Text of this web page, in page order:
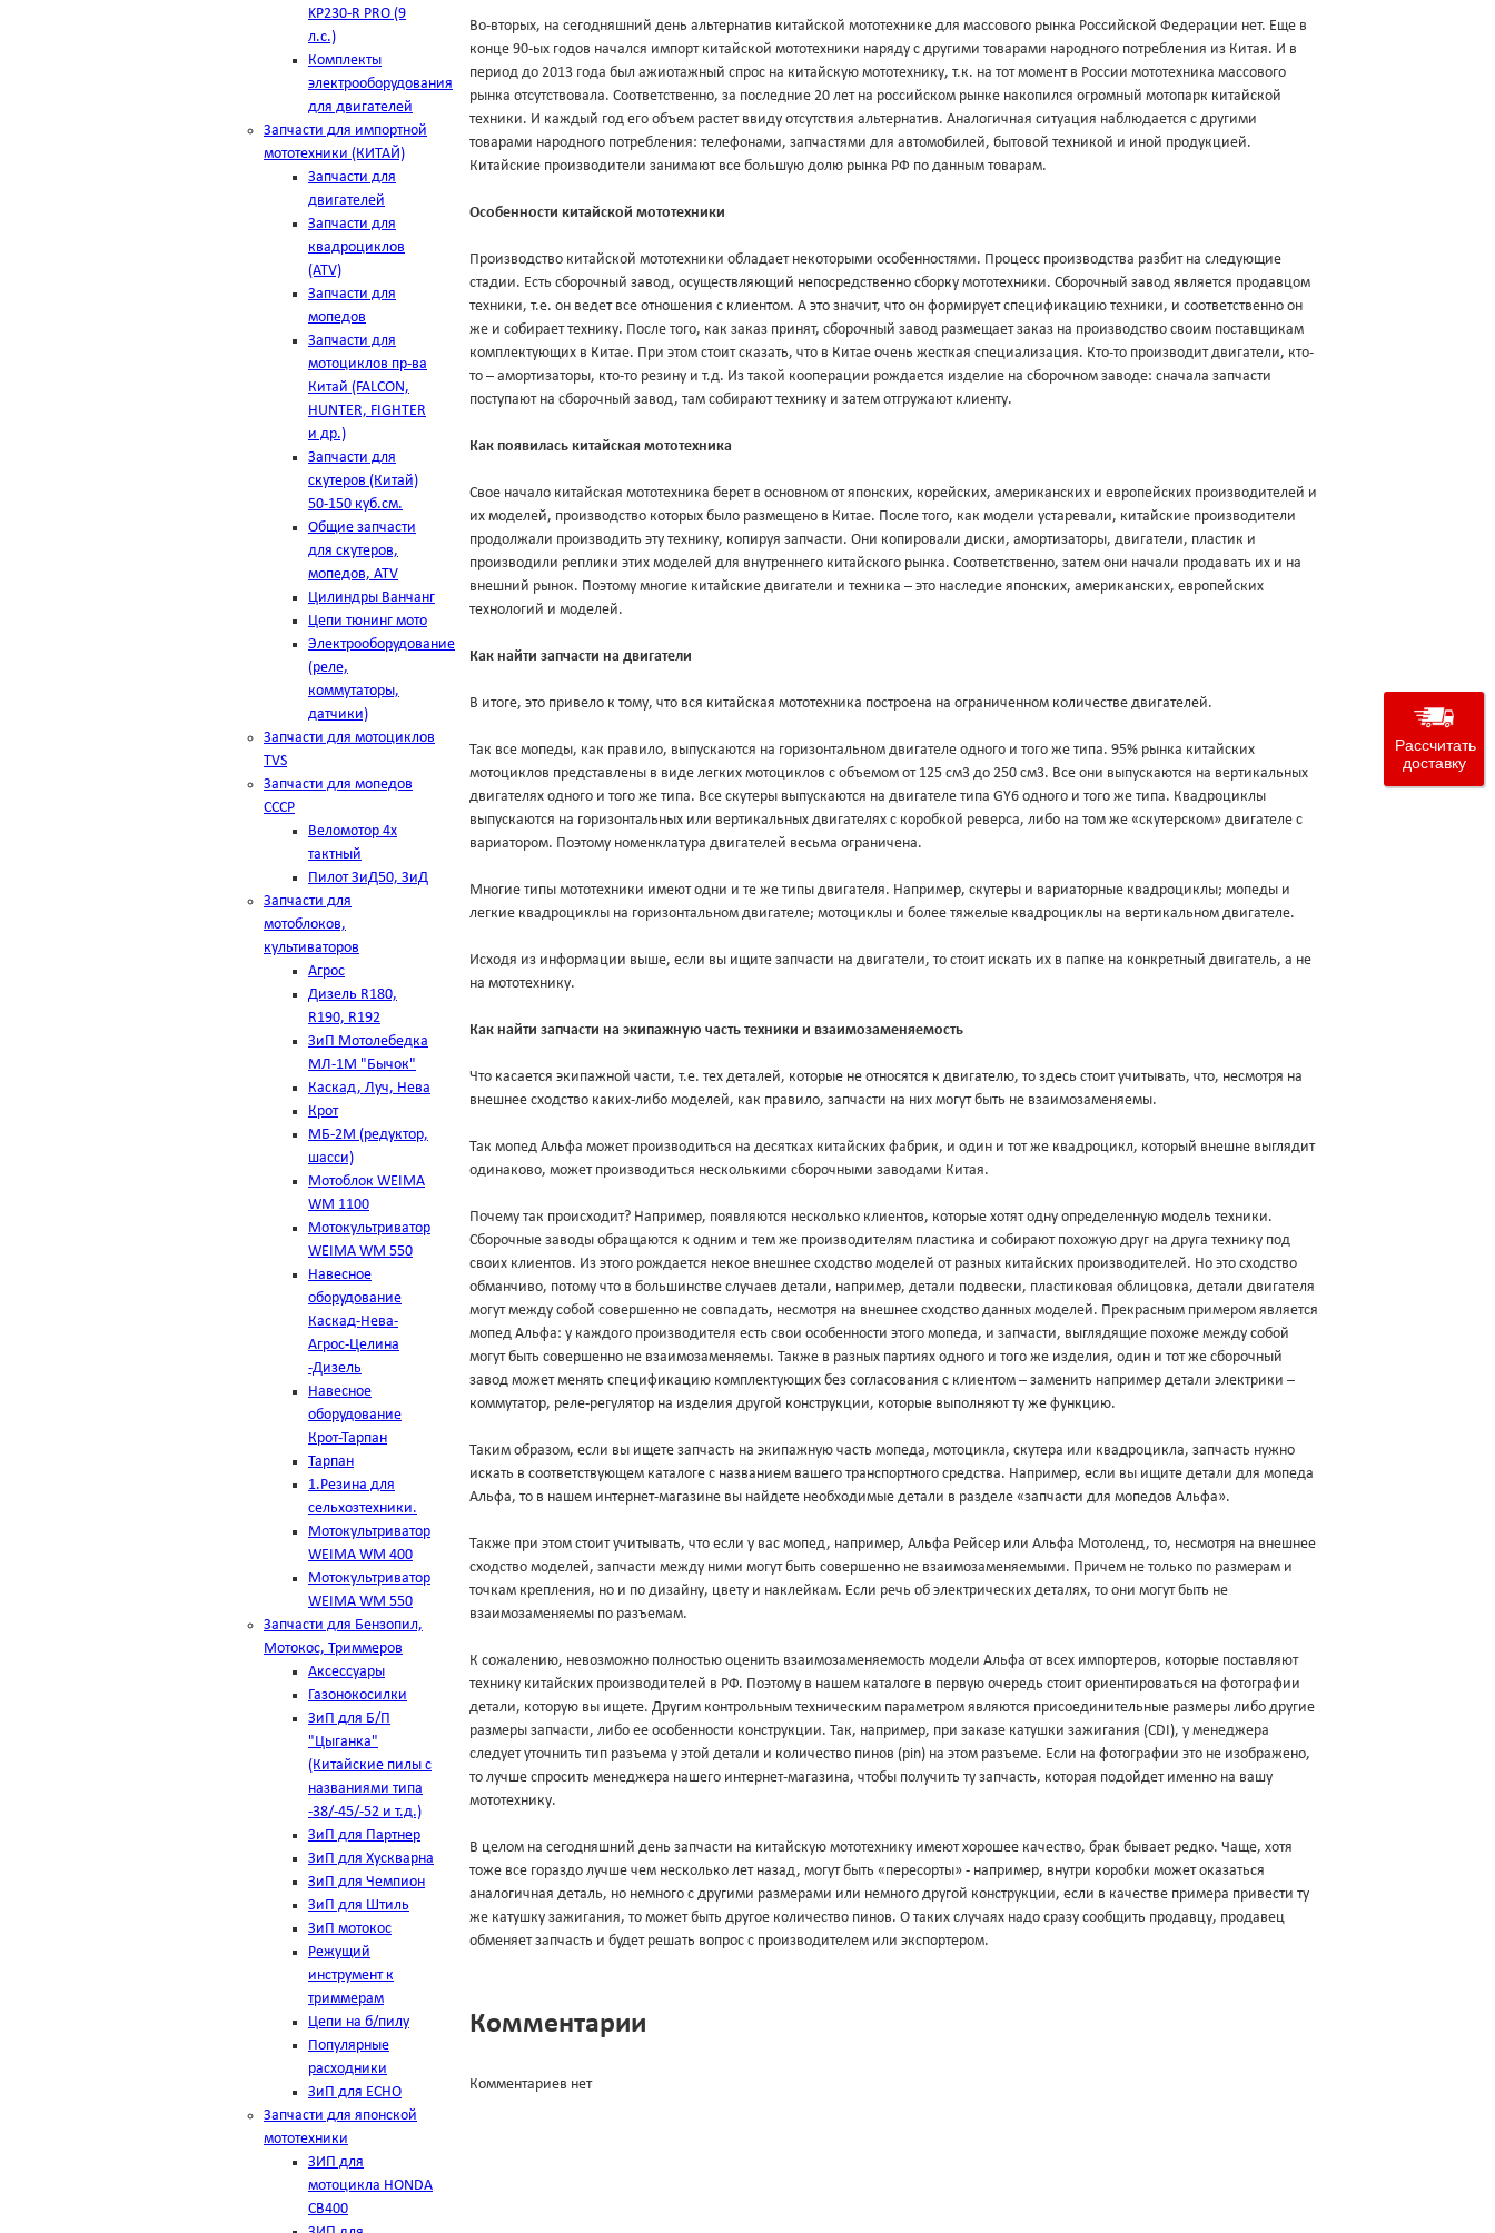
KP230-R PRO (9
л.с.)
Комплекты
электрооборудования
для двигателей
Запчасти для импортной
мототехники (КИТАЙ)
Запчасти для
двигателей
Запчасти для
квадроциклов
(ATV)
Запчасти для
мопедов
Запчасти для
мотоциклов пр-ва
Китай (FALCON,
HUNTER, FIGHTER
и др.)
Запчасти для
скутеров (Китай)
50-150 куб.см.
Общие запчасти
для скутеров,
мопедов, ATV
Цилиндры Ванчанг
Цепи тюнинг мото
Электрооборудование
(реле,
коммутаторы,
датчики)
Запчасти для мотоциклов
TVS
Запчасти для мопедов
СССР
Веломотор 4х
тактный
Пилот ЗиД50, ЗиД
Запчасти для
мотоблоков,
культиваторов
Агрос
Дизель R180,
R190, R192
ЗиП Мотолебедка
МЛ-1М "Бычок"
Каскад, Луч, Нева
Крот
МБ-2М (редуктор,
шасси)
Мотоблок WEIMA
WM 1100
Мотокультриватор
WEIMA WM 550
Навесное
оборудование
Каскад-Нева-
Агрос-Целина
-Дизель
Навесное
оборудование
Крот-Тарпан
Тарпан
1.Резина для
сельхозтехники.
Мотокультриватор
WEIMA WM 400
Мотокультриватор
WEIMA WM 550
Запчасти для Бензопил,
Мотокос, Триммеров
Аксессуары
Газонокосилки
ЗиП для Б/П
"Цыганка"
(Китайские пилы с
названиями типа
-38/-45/-52 и т.д.)
ЗиП для Партнер
ЗиП для Хускварна
ЗиП для Чемпион
ЗиП для Штиль
ЗиП мотокос
Режущий
инструмент к
триммерам
Цепи на б/пилу
Популярные
расходники
ЗиП для ЕСНО
Запчасти для японской
мототехники
ЗИП для
мотоцикла HONDA
CB400
Во-вторых, на сегодняшний день альтернатив китайской мототехнике для массового рынка Российской Федерации нет. Еще в
конце 90-ых годов начался импорт китайской мототехники наряду с другими товарами народного потребления из Китая. И в
период до 2013 года был ажиотажный спрос на китайскую мототехнику, т.к. на тот момент в России мототехника массового
рынка отсутствовала. Соответственно, за последние 20 лет на российском рынке накопился огромный мотопарк китайской
техники. И каждый год его объем растет ввиду отсутствия альтернатив. Аналогичная ситуация наблюдается с другими
товарами народного потребления: телефонами, запчастями для автомобилей, бытовой техникой и иной продукцией.
Китайские производители занимают все большую долю рынка РФ по данным товарам.
Особенности китайской мототехники
Производство китайской мототехники обладает некоторыми особенностями. Процесс производства разбит на следующие
стадии. Есть сборочный завод, осуществляющий непосредственно сборку мототехники. Сборочный завод является продавцом
техники, т.е. он ведет все отношения с клиентом. А это значит, что он формирует спецификацию техники, и соответственно он
же и собирает технику. После того, как заказ принят, сборочный завод размещает заказ на производство своим поставщикам
комплектующих в Китае. При этом стоит сказать, что в Китае очень жесткая специализация. Кто-то производит двигатели, кто-
то – амортизаторы, кто-то резину и т.д. Из такой кооперации рождается изделие на сборочном заводе: сначала запчасти
поступают на сборочный завод, там собирают технику и затем отгружают клиенту.
Как появилась китайская мототехника
Свое начало китайская мототехника берет в основном от японских, корейских, американских и европейских производителей и
их моделей, производство которых было размещено в Китае. После того, как модели устаревали, китайские производители
продолжали производить эту технику, копируя запчасти. Они копировали диски, амортизаторы, двигатели, пластик и
производили реплики этих моделей для внутреннего китайского рынка. Соответственно, затем они начали продавать их и на
внешний рынок. Поэтому многие китайские двигатели и техника – это наследие японских, американских, европейских
технологий и моделей.
Как найти запчасти на двигатели
В итоге, это привело к тому, что вся китайская мототехника построена на ограниченном количестве двигателей.
Так все мопеды, как правило, выпускаются на горизонтальном двигателе одного и того же типа. 95% рынка китайских
мотоциклов представлены в виде легких мотоциклов с объемом от 125 см3 до 250 см3. Все они выпускаются на вертикальных
двигателях одного и того же типа. Все скутеры выпускаются на двигателе типа GY6 одного и того же типа. Квадроциклы
выпускаются на горизонтальных или вертикальных двигателях с коробкой реверса, либо на том же «скутерском» двигателе с
вариатором. Поэтому номенклатура двигателей весьма ограничена.
Многие типы мототехники имеют одни и те же типы двигателя. Например, скутеры и вариаторные квадроциклы; мопеды и
легкие квадроциклы на горизонтальном двигателе; мотоциклы и более тяжелые квадроциклы на вертикальном двигателе.
Исходя из информации выше, если вы ищите запчасти на двигатели, то стоит искать их в папке на конкретный двигатель, а не
на мототехнику.
Как найти запчасти на экипажную часть техники и взаимозаменяемость
Что касается экипажной части, т.е. тех деталей, которые не относятся к двигателю, то здесь стоит учитывать, что, несмотря на
внешнее сходство каких-либо моделей, как правило, запчасти на них могут быть не взаимозаменяемы.
Так мопед Альфа может производиться на десятках китайских фабрик, и один и тот же квадроцикл, который внешне выглядит
одинаково, может производиться несколькими сборочными заводами Китая.
Почему так происходит? Например, появляются несколько клиентов, которые хотят одну определенную модель техники.
Сборочные заводы обращаются к одним и тем же производителям пластика и собирают похожую друг на друга технику под
своих клиентов. Из этого рождается некое внешнее сходство моделей от разных китайских производителей. Но это сходство
обманчиво, потому что в большинстве случаев детали, например, детали подвески, пластиковая облицовка, детали двигателя
могут между собой совершенно не совпадать, несмотря на внешнее сходство данных моделей. Прекрасным примером является
мопед Альфа: у каждого производителя есть свои особенности этого мопеда, и запчасти, выглядящие похоже между собой
могут быть совершенно не взаимозаменяемы. Также в разных партиях одного и того же изделия, один и тот же сборочный
завод может менять спецификацию комплектующих без согласования с клиентом – заменить например детали электрики –
коммутатор, реле-регулятор на изделия другой конструкции, которые выполняют ту же функцию.
Таким образом, если вы ищете запчасть на экипажную часть мопеда, мотоцикла, скутера или квадроцикла, запчасть нужно
искать в соответствующем каталоге с названием вашего транспортного средства. Например, если вы ищите детали для мопеда
Альфа, то в нашем интернет-магазине вы найдете необходимые детали в разделе «запчасти для мопедов Альфа».
Также при этом стоит учитывать, что если у вас мопед, например, Альфа Рейсер или Альфа Мотоленд, то, несмотря на внешнее
сходство моделей, запчасти между ними могут быть совершенно не взаимозаменяемыми. Причем не только по размерам и
точкам крепления, но и по дизайну, цвету и наклейкам. Если речь об электрических деталях, то они могут быть не
взаимозаменяемы по разъемам.
К сожалению, невозможно полностью оценить взаимозаменяемость модели Альфа от всех импортеров, которые поставляют
технику китайских производителей в РФ. Поэтому в нашем каталоге в первую очередь стоит ориентироваться на фотографии
детали, которую вы ищете. Другим контрольным техническим параметром являются присоединительные размеры либо другие
размеры запчасти, либо ее особенности конструкции. Так, например, при заказе катушки зажигания (CDI), у менеджера
следует уточнить тип разъема у этой детали и количество пинов (pin) на этом разъеме. Если на фотографии это не изображено,
то лучше спросить менеджера нашего интернет-магазина, чтобы получить ту запчасть, которая подойдет именно на вашу
мототехнику.
В целом на сегодняшний день запчасти на китайскую мототехнику имеют хорошее качество, брак бывает редко. Чаще, хотя
тоже все гораздо лучше чем несколько лет назад, могут быть «пересорты» - например, внутри коробки может оказаться
аналогичная деталь, но немного с другими размерами или немного другой конструкции, если в качестве примера привести ту
же катушку зажигания, то может быть другое количество пинов. О таких случаях надо сразу сообщить продавцу, продавец
обменяет запчасть и будет решать вопрос с производителем или экспортером.
Комментарии
Комментариев нет
Рассчитать
доставку